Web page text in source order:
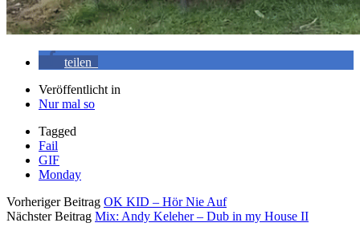
teilen
Veröffentlicht in
Nur mal so
Tagged
Fail
GIF
Monday
Vorheriger Beitrag OK KID – Hör Nie Auf
Nächster Beitrag Mix: Andy Keleher – Dub in my House II